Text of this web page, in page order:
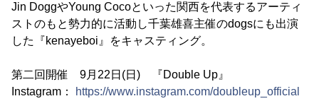
Jin DoggやYoung Cocoといった関西を代表するアーティ
ストのもと勢力的に活動し千葉雄喜主催のdogsにも出演
した『kenayeboi』をキャスティング。
第二回開催 9月22日(日) 『Double Up』
Instagram：
https://www.instagram.com/doubleup_official